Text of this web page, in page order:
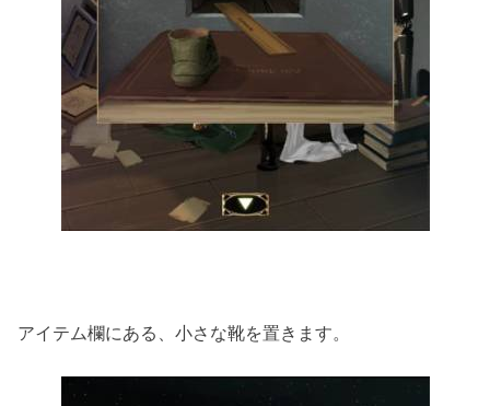
アイテム欄にある、小さな靴を置きます。